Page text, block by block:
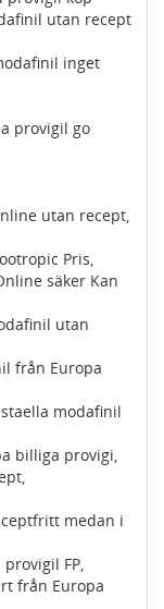
utan recept
inget
provigil go
utan recept,
Pris,
säker Kan
utan
från Europa
modafinil
billiga provigi,
medan i
FP,
från Europa